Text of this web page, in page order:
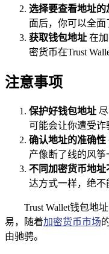
选择要查看地址的
面后，你可以全
获取钱包地址 在
密货币在Trust
注意事项
保护好钱包地址
可能会让你遭受诈
确认地址的准确性
产像断了线的风筝
不同加密货币地址
达方式一样，绝不
Trust Wallet钱包地
易，随着加密货币市场
由驰骋。